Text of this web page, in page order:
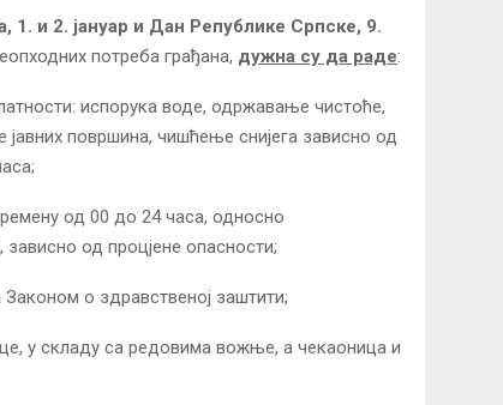
1. и 2. јануар и Дан Републике Српске, 9.
потреба грађана, дужна су да раде:
испорука воде, одржавање чистоће,
површина, чишћење снијега зависно од
од 00 до 24 часа, односно
од процјене опасности;
о здравственој заштити;
у складу са редовима вожње, а чекаоница и